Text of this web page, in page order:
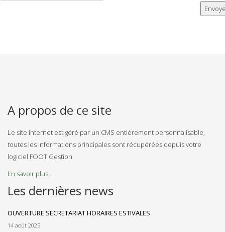
A propos de ce site
Le site internet est géré par un CMS entièrement personnalisable,
toutes les informations principales sont récupérées depuis votre
logiciel FOOT Gestion
En savoir plus...
Les dernières news
OUVERTURE SECRETARIAT HORAIRES ESTIVALES
14 août 2025